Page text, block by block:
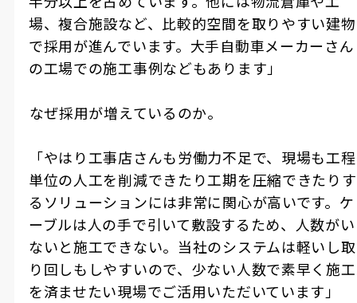
場、複合施設など、比較的空間を取りやすい建物
で採用が進んでいます。大手自動車メーカーさん
の工場での施工事例などもあります」
――なぜ採用が増えているのか。
「やはり工事店さんも労働力不足で、現場も工程
単位の人工を削減できたり工期を圧縮できたりす
るソリューションには非常に関心が高いです。ケ
ーブルは人の手で引いて敷設するため、人数がい
ないと施工できない。当社のシステムは軽いし取
り回しもしやすいので、少ない人数で素早く施工
を済ませたい現場でご活用いただいています」